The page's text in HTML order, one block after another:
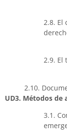
2.8. El
2.9. El
2.10.
UD3. Métodos de
3.1.